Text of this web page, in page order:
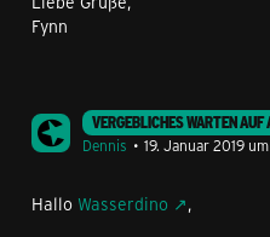
Auth.protokoll-Einstellung:
Fynn
VERGEBLICHES WARTEN
Dennis
19. Januar 2019 um
Hallo Wasserdino
,